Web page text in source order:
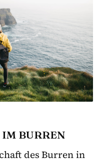
BURREN
des Burren in